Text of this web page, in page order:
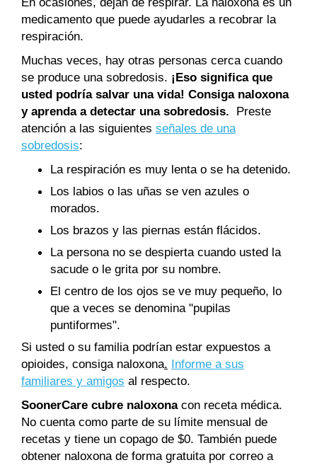
medicamento que puede ayudarles a recobrar la
respiración.
Muchas veces, hay otras personas cerca cuando
se produce una sobredosis. ¡Eso significa que
usted podría salvar una vida! Consiga naloxona
y aprenda a detectar una sobredosis. Preste
atención a las siguientes señales de una
sobredosis:
La respiración es muy lenta o se ha detenido.
Los labios o las uñas se ven azules o
morados.
Los brazos y las piernas están flácidos.
La persona no se despierta cuando usted la
sacude o le grita por su nombre.
El centro de los ojos se ve muy pequeño, lo
que a veces se denomina "pupilas
puntiformes".
Si usted o su familia podrían estar expuestos a
opioides, consiga naloxona. Informe a sus
familiares y amigos al respecto.
SoonerCare cubre naloxonacon receta médica.
No cuenta como parte de su límite mensual de
recetas y tiene un copago de $0. También puede
obtener naloxona de forma gratuita por correo a